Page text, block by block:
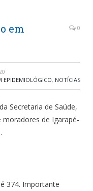
em
0
EPIDEMIOLÓGICO, NOTÍCIAS
Secretaria de Saúde,
de Igarapé-
374. Importante